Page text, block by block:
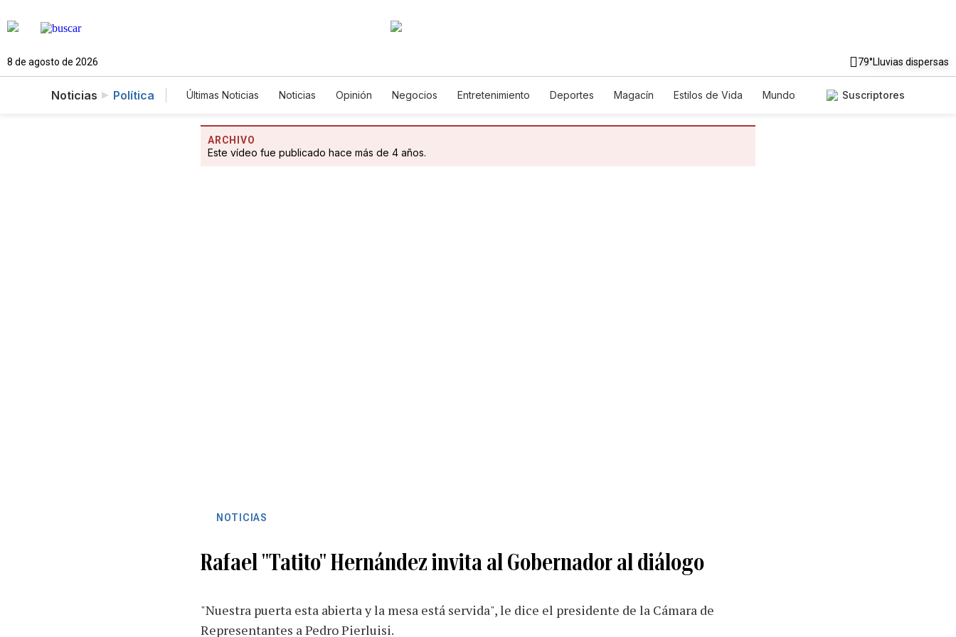
8 de agosto de 2026 79°Lluvias dispersas
Noticias Política Últimas Noticias Noticias Opinión Negocios Entretenimiento Deportes Magacín Estilos de Vida
Mundo
Suscriptores
ARCHIVO
Este vídeo fue publicado hace más de 4 años.
NOTICIAS
Rafael "Tatito" Hernández invita al Gobernador al diálogo
"Nuestra puerta esta abierta y la mesa está servida", le dice el presidente de la Cámara de
Representantes a Pedro Pierluisi.